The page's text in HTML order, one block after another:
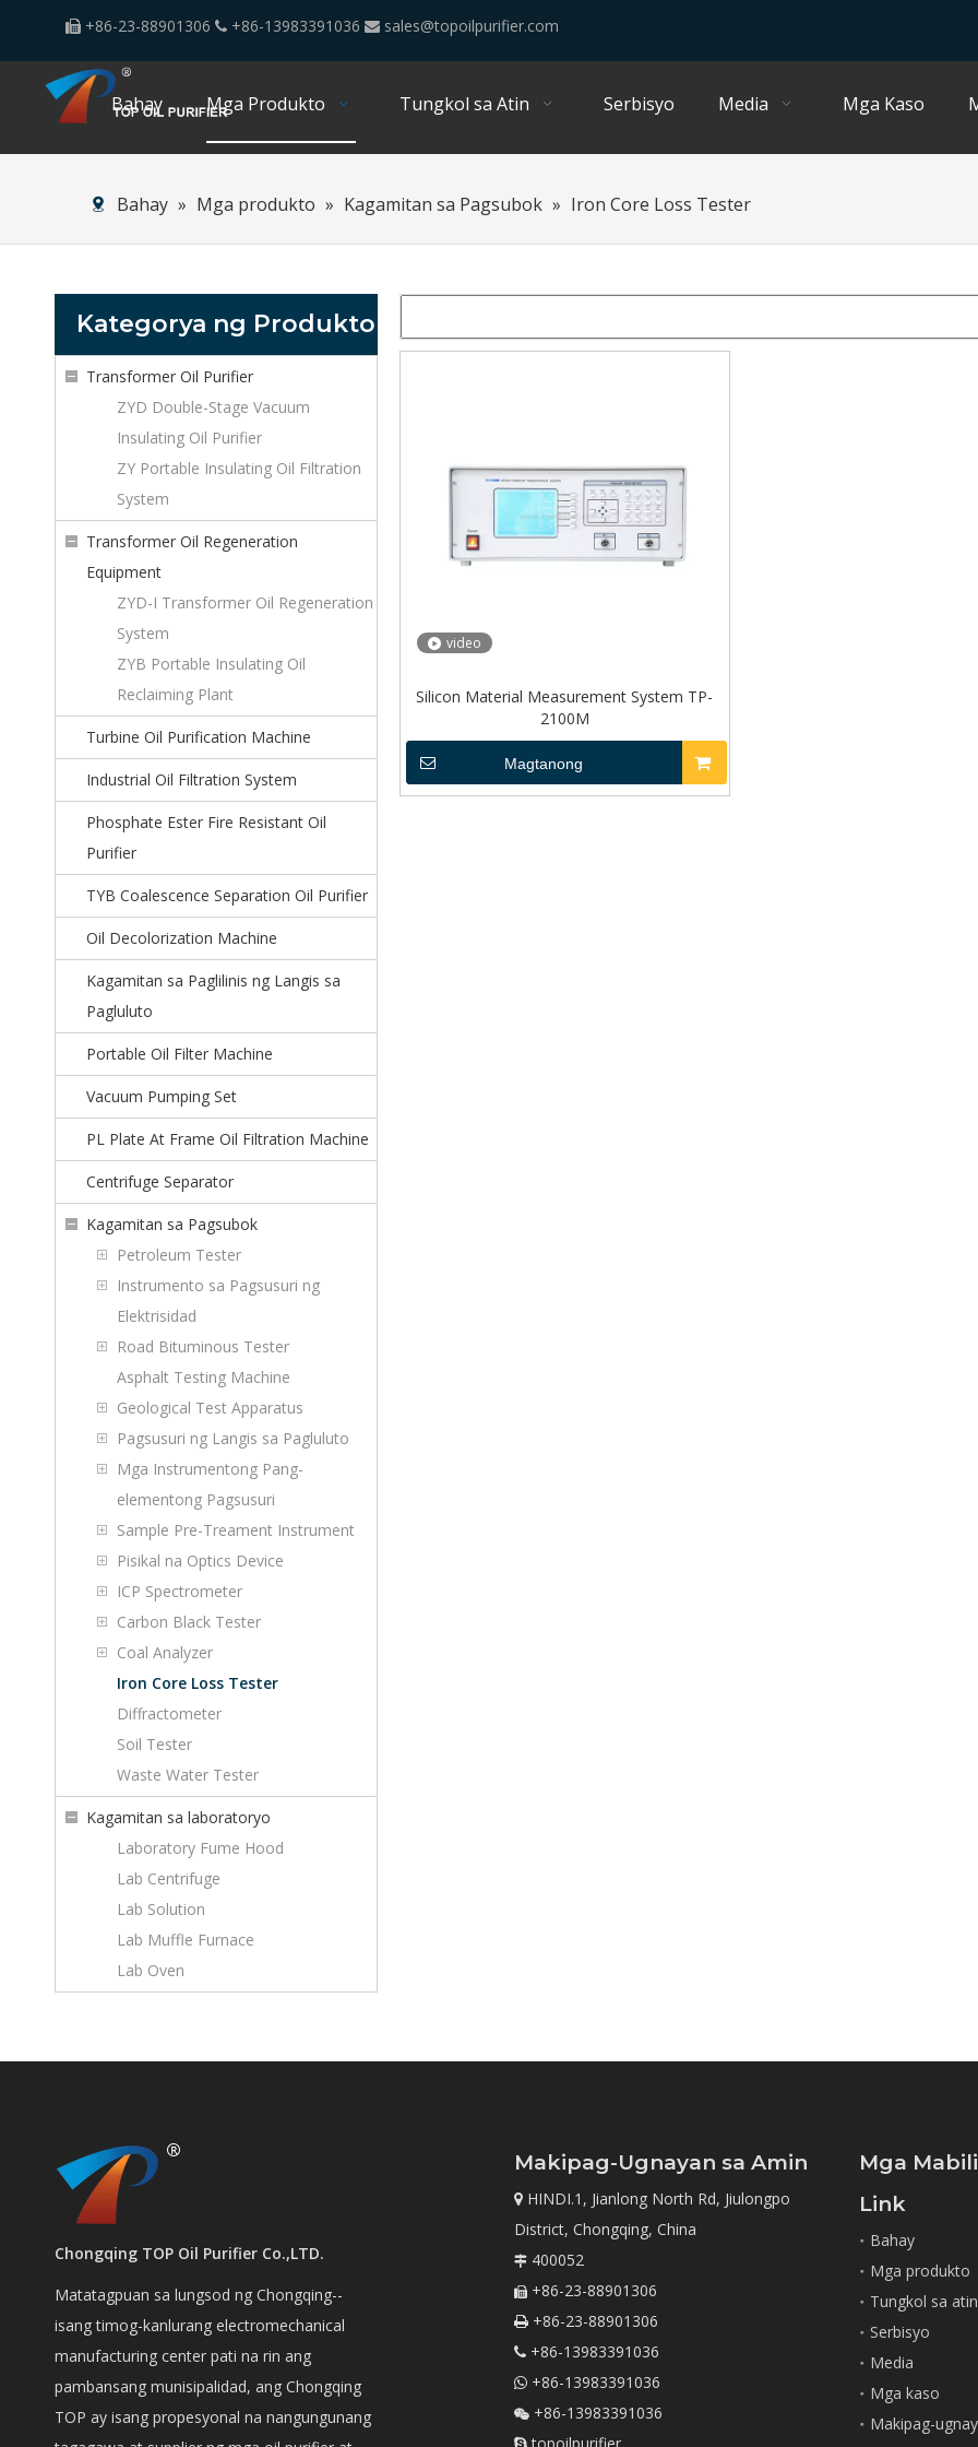
 +86-23-88901306  +86-13983391036  sales@topoilpurifier.com
Bahay Mga Produkto Tungkol sa Atin Serbisyo Media Mga Kaso
Bahay » Mga produkto » Kagamitan sa Pagsubok » Iron Core Loss Tester
Kategorya ng Produkto
Transformer Oil Purifier
ZYD Double-Stage Vacuum
Insulating Oil Purifier
ZY Portable Insulating Oil Filtration
System
Transformer Oil Regeneration
Equipment
ZYD-I Transformer Oil Regeneration
System
ZYB Portable Insulating Oil
Reclaiming Plant
Turbine Oil Purification Machine
Industrial Oil Filtration System
Phosphate Ester Fire Resistant Oil
Purifier
TYB Coalescence Separation Oil Purifier
Oil Decolorization Machine
Kagamitan sa Paglilinis ng Langis sa
Pagluluto
Portable Oil Filter Machine
Vacuum Pumping Set
PL Plate At Frame Oil Filtration Machine
Centrifuge Separator
Kagamitan sa Pagsubok
Petroleum Tester
Instrumento sa Pagsusuri ng
Elektrisidad
Road Bituminous Tester
Asphalt Testing Machine
Geological Test Apparatus
Pagsusuri ng Langis sa Pagluluto
Mga Instrumentong Pang-
elementong Pagsusuri
Sample Pre-Treament Instrument
Pisikal na Optics Device
ICP Spectrometer
Carbon Black Tester
Coal Analyzer
Iron Core Loss Tester
Diffractometer
Soil Tester
Waste Water Tester
Kagamitan sa laboratoryo
Laboratory Fume Hood
Lab Centrifuge
Lab Solution
Lab Muffle Furnace
Lab Oven
video
Silicon Material Measurement System TP-
2100M
Magtanong
Chongqing TOP Oil Purifier Co.,LTD.
Matatagpuan sa lungsod ng Chongqing--
isang timog-kanlurang electromechanical
manufacturing center pati na rin ang
pambansang munisipalidad, ang Chongqing
TOP ay isang propesyonal na nangungunang
Makipag-Ugnayan sa Amin
 HINDI.1, Jianlong North Rd, Jiulongpo
District, Chongqing, China
 400052
 +86-23-88901306
 +86-23-88901306
 +86-13983391036
 +86-13983391036
 +86-13983391036

Mga
Link
Bahay
Mga produkto
Tungkol sa atin
Serbisyo
Media
Mga kaso
Makipag-